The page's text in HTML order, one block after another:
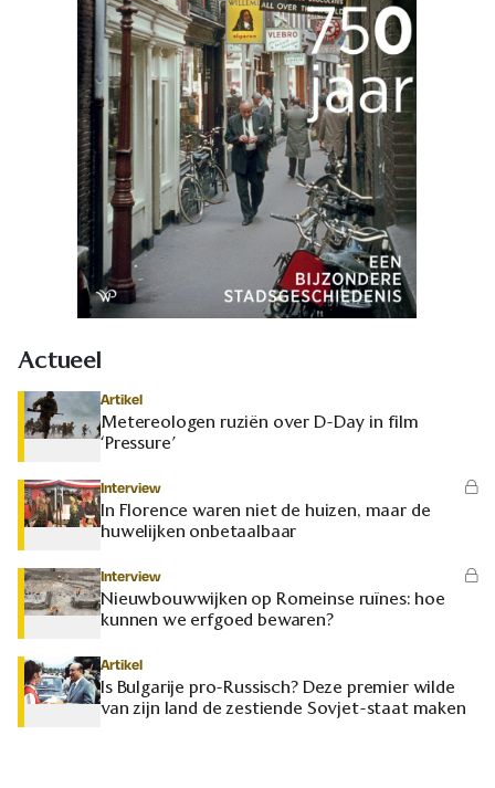
Actueel
Artikel
Metereologen ruziën over D-Day in film
‘Pressure’
Interview
In Florence waren niet de huizen, maar de
huwelijken onbetaalbaar
Interview
Nieuwbouwwijken op Romeinse ruïnes: hoe
kunnen we erfgoed bewaren?
Artikel
Is Bulgarije pro-Russisch? Deze premier wilde
van zijn land de zestiende Sovjet-staat maken